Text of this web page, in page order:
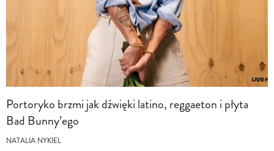
Portoryko brzmi jak dźwięki latino, reggaeton i płyta
Bad Bunny’ego
NATALIA NYKIEL